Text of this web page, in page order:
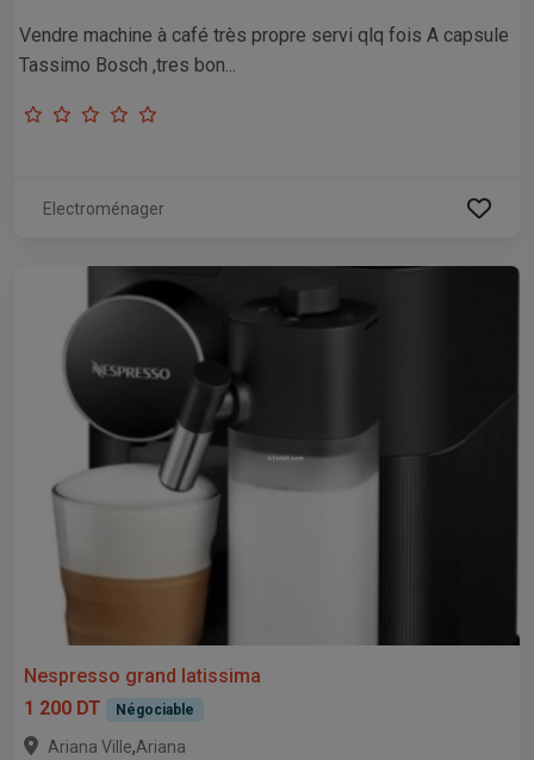
Vendre machine à café très propre servi qlq fois A capsule
Tassimo Bosch ,tres bon...
Electroménager
Nespresso grand latissima
1 200 DT
Négociable
Ariana Ville,Ariana